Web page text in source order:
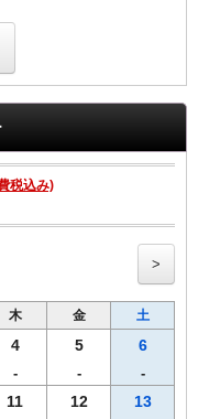
ッグストアー他、
現在和朝食のみの提供と
元にＵＳＢコンセント
税込み)
>
木 金 土
4
-
5
-
6
-
11 12 13